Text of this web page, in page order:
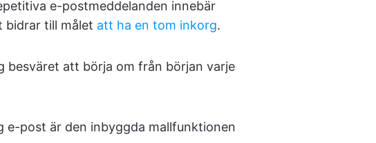
e-postmeddelanden innebär
bidrar till målet att ha en tom inkorg.
besväret att börja om från början varje
e-post är den inbyggda mallfunktionen